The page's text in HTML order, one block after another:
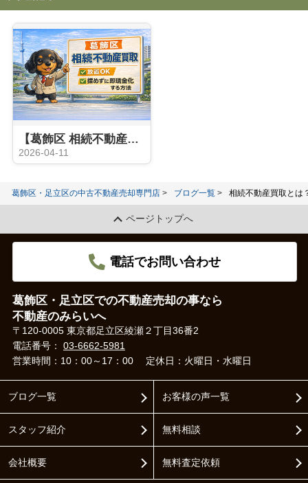
【葛飾区 相続不動産買取】放置OK｜揉めずに即現金化する方法
2026-04-11
葛飾区・足立区の中古不動産売却専門店 ブログ一覧 相続不動産買取とは
ページトップへ
電話でお問い合わせ
葛飾区・足立区での不動産売却の事なら
不動産のみらいへ
〒120-0005 東京都足立区綾瀬２丁目36番2
電話番号： 03-6662-5981
営業時間：10：00～17：00
定休日：火曜日・水曜日
ブログ一覧
スタッフ紹介
会社概要
お客様の声一覧
無料相談
無料査定依頼